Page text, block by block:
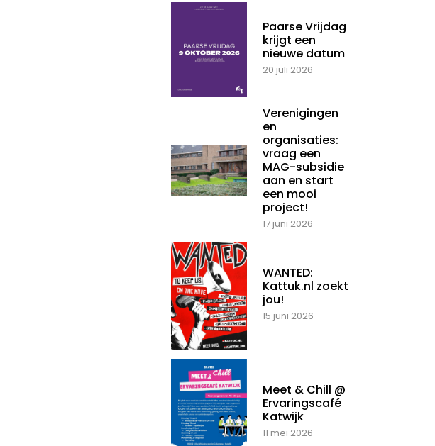
Paarse Vrijdag
krijgt een
nieuwe datum
20 juli 2026
Verenigingen
en
organisaties:
vraag een
MAG-subsidie
aan en start
een mooi
project!
17 juni 2026
WANTED:
Kattuk.nl zoekt
jou!
15 juni 2026
Meet & Chill @
Ervaringscafé
Katwijk
11 mei 2026